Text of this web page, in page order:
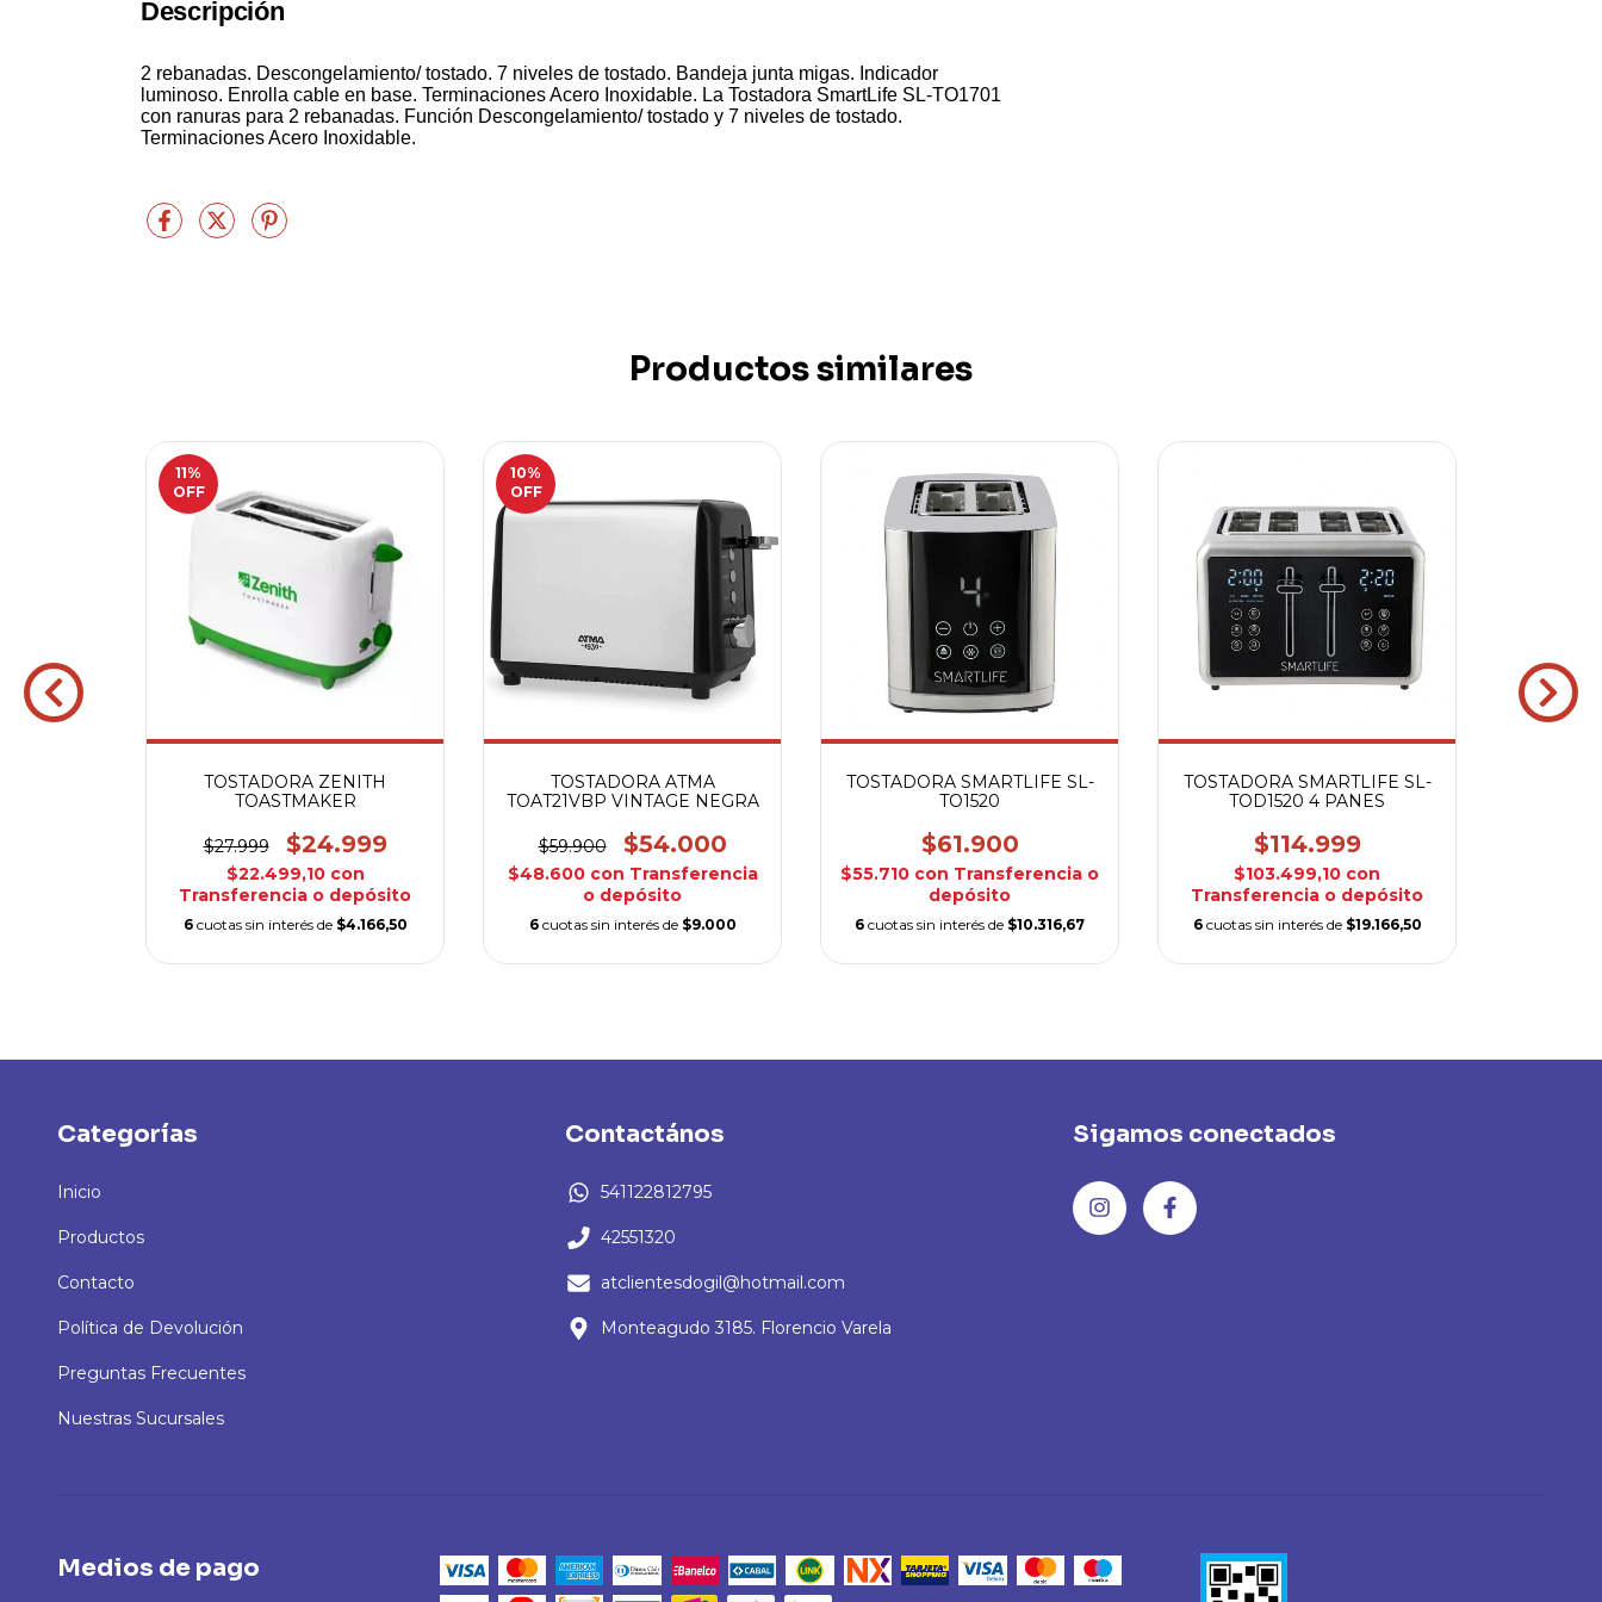
Descripción
2 rebanadas. Descongelamiento/ tostado. 7 niveles de tostado. Bandeja junta migas. Indicador
luminoso. Enrolla cable en base. Terminaciones Acero Inoxidable. La Tostadora SmartLife SL-TO1701
con ranuras para 2 rebanadas. Función Descongelamiento/ tostado y 7 niveles de tostado.
Terminaciones Acero Inoxidable.
Productos similares
11%
OFF
TOSTADORA ZENITH
TOASTMAKER
$27.999 $24.999
$22.499,10 con
Transferencia o depósito
6 cuotas sin interés de $4.166,50
10%
OFF
TOSTADORA ATMA
TOAT21VBP VINTAGE NEGRA
$59.900 $54.000
$48.600 con Transferencia
o depósito
6 cuotas sin interés de $9.000
TOSTADORA SMARTLIFE SL-
TO1520
$61.900
$55.710 con Transferencia o
depósito
6 cuotas sin interés de $10.316,67
TOSTADORA SMARTLIFE SL-
TOD1520 4 PANES
$114.999
$103.499,10 con
Transferencia o depósito
6 cuotas sin interés de $19.166,50
Categorías
Inicio
Productos
Contacto
Política de Devolución
Preguntas Frecuentes
Nuestras Sucursales
Contactános
541122812795
42551320
atclientesdogil@hotmail.com
Monteagudo 3185. Florencio Varela
Sigamos conectados
Medios de pago